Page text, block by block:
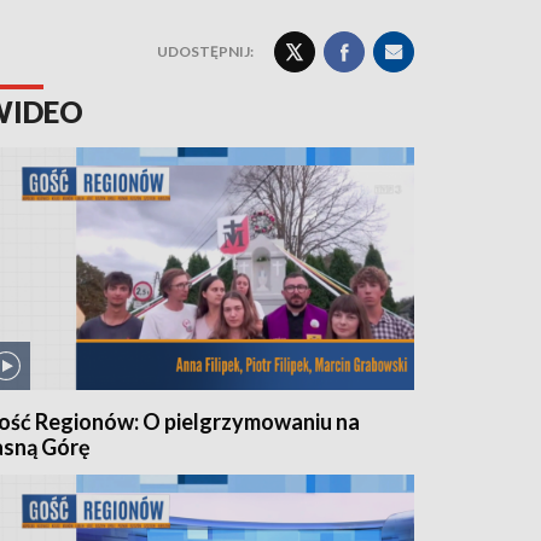
UDOSTĘPNIJ:
Regionów: O pielgrzymowaniu na
Górę